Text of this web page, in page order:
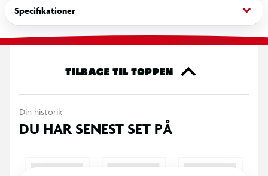
Specifikationer keyboard_arrow_down
TILBAGE TIL TOPPEN
Din historik
DU HAR SENEST SET PÅ